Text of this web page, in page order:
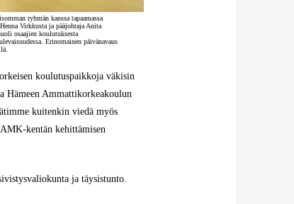
ryhmän kanssa tapaamassa
Virkkusta ja pääjohtaja Anita
osaajien koulutuksesta
Erinomainen päivänavaus
koulutuspaikkoja väkisin
Hämeen Ammattikorkeakoulun
kuitenkin viedä myös
kentän kehittämisen
ja täysistunto.